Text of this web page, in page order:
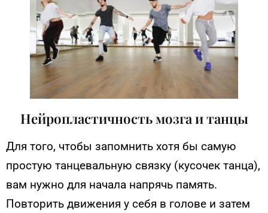
Нейропластичность мозга и танцы
Для того, чтобы запомнить хотя бы самую
простую танцевальную связку (кусочек танца),
вам нужно для начала напрячь память.
Повторить движения у себя в голове и затем